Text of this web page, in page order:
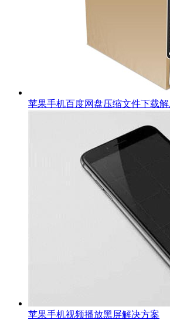
苹果手机百度网盘压缩文件下载
苹果手机视频播放黑屏解决方案